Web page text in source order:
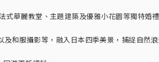
華麗教堂、主題建築及優雅小花園等獨特婚
和服攝影等，融入日本四季美景，捕捉自然浪